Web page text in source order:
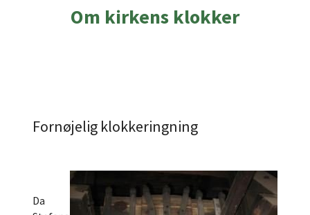
Om kirkens klokker
Fornøjelig klokkeringning
Da